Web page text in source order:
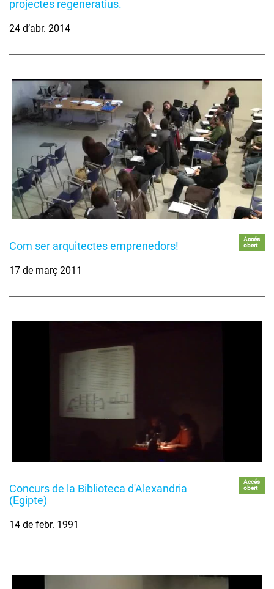
projectes regeneratius.
24 d’abr. 2014
Com ser arquitectes emprenedors!
Accés
obert
17 de març 2011
Concurs de la Biblioteca d'Alexandria
(Egipte)
Accés
obert
14 de febr. 1991